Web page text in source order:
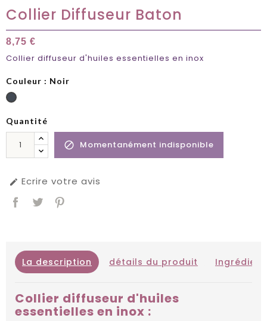
Collier Diffuseur Baton
8,75 €
Collier diffuseur d'huiles essentielles en inox
Couleur : Noir
Quantité
 Momentanément indisponible
 Ecrire votre avis
La description détails du produit
Collier diffuseur d'huiles
essentielles en inox :